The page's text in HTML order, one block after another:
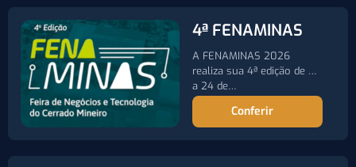
4ª FENAMINAS
A FENAMINAS 2026
realiza sua 4ª edição de 21
a 24 de…
Conferir